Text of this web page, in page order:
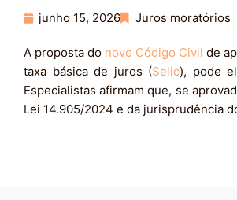
junho 15, 2026 Juros moratórios
A proposta do novo Código Civil de
taxa básica de juros (Selic), pode
Especialistas afirmam que, se
Lei 14.905/2024 e da jurisprudência